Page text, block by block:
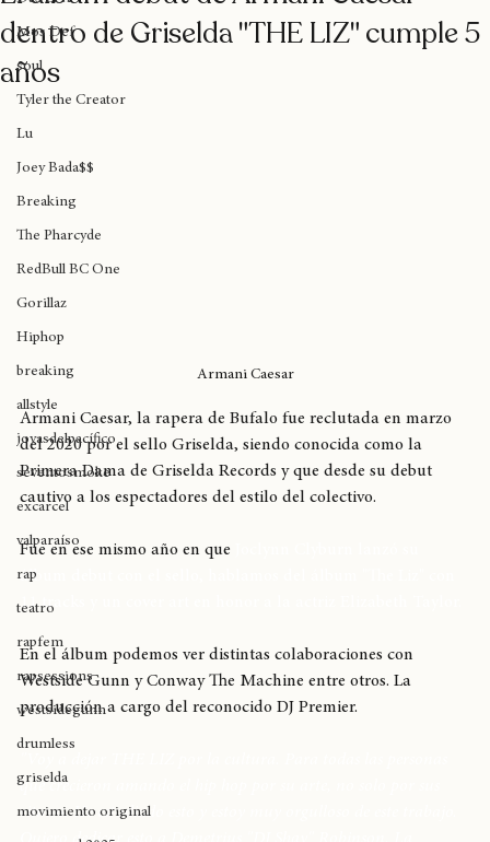
Das EFX
Mos Def
soul
Tyler the Creator
Lu
Joey Bada$$
Breaking
The Pharcyde
RedBull BC One
Gorillaz
Hiphop
breaking
allstyle
joyasdelpacífico
seventosmoke
excarcel
rap
teatro
rapsessions
westsidegunn
drumless
griselda
movimiento original
El álbum debut de Armani Caesar
dentro de Griselda "THE LIZ" cumple 5
años
Armani Caesar, la rapera de Bufalo fue reclutada en marzo
del 2020 por el sello Griselda, siendo conocida como la
Primera Dama de Griselda Records y que desde su debut
Fue en ese mismo año en que
álbum debut con el sello, hablamos del álbum "The Liz" con
En el álbum podemos ver distintas colaboraciones con
Westside Gunn y Conway The Machine entre otros. La
producción a cargo del reconocido DJ Premier.
"Voy a dejar THE LIZ por la cultura. Para todas las personas
que crecieron amando el hip hop por su arte, no solo por sus